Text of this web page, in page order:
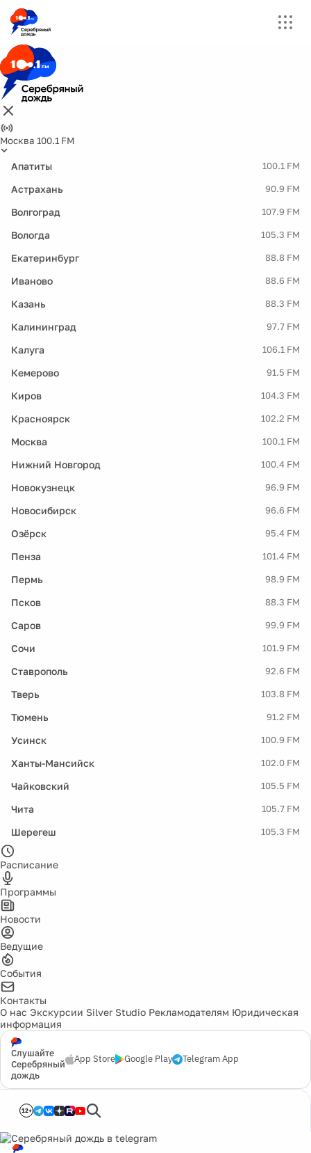
Москва 100.1 FM
Апатиты 100.1 FM
Астрахань 90.9 FM
Волгоград 107.9 FM
Вологда 105.3 FM
Екатеринбург 88.8 FM
Иваново 88.6 FM
Казань 88.3 FM
Калининград 97.7 FM
Калуга 106.1 FM
Кемерово 91.5 FM
Киров 104.3 FM
Красноярск 102.2 FM
Москва 100.1 FM
Нижний Новгород 100.4 FM
Новокузнецк 96.9 FM
Новосибирск 96.6 FM
Озёрск 95.4 FM
Пенза 101.4 FM
Пермь 98.9 FM
Псков 88.3 FM
Саров 99.9 FM
Сочи 101.9 FM
Ставрополь 92.6 FM
Тверь 103.8 FM
Тюмень 91.2 FM
Усинск 100.9 FM
Ханты-Мансийск 102.0 FM
Чайковский 105.5 FM
Чита 105.7 FM
Шерегеш 105.3 FM
Расписание
Программы
Новости
Ведущие
События
Контакты
О нас Экскурсии Silver Studio Рекламодателям Юридическая
информация
Слушайте
Серебряный
дождь
App Store Google Play Telegram App
12+